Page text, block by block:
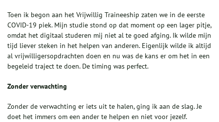
Toen ik begon aan het Vrijwillig Traineeship zaten we in de eerste
COVID-19 piek. Mijn studie stond op dat moment op een lager pitje,
omdat het digitaal studeren mij niet al te goed afging. Ik wilde mijn
tijd liever steken in het helpen van anderen. Eigenlijk wilde ik altijd
al vrijwilligersopdrachten doen en nu was de kans er om het in een
begeleid traject te doen. De timing was perfect.
Zonder verwachting
Zonder de verwachting er iets uit te halen, ging ik aan de slag. Je
doet het immers om een ander te helpen en niet voor jezelf.